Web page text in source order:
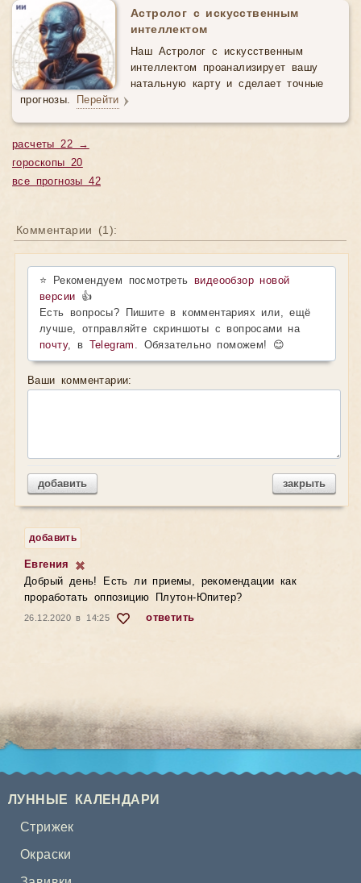
Астролог с искусственным
интеллектом
Наш Астролог с искусственным
интеллектом проанализирует вашу
натальную карту и сделает точные
прогнозы. Перейти
расчеты 22 →
гороскопы 20
все прогнозы 42
Комментарии (1):
⭐ Рекомендуем посмотретьвидеообзор новой
версии 👍
Есть вопросы? Пишите в комментариях или, ещё
лучше, отправляйте скриншоты с вопросами на
почту, в Telegram . Обязательно поможем! 😊
Ваши комментарии:
добавить закрыть
добавить
Евгения
Добрый день! Есть ли приемы, рекомендации как
проработать оппозицию Плутон-Юпитер?
26.12.2020 в 14:25 ответить
ЛУННЫЕ КАЛЕНДАРИ
Стрижек
Окраски